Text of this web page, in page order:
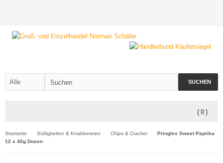
SUCHEN
( 0 )
Startseite Süßigkeiten & Knabbereien Chips & Cracker
Pringles Sweet Paprika
12 x 40g Dosen